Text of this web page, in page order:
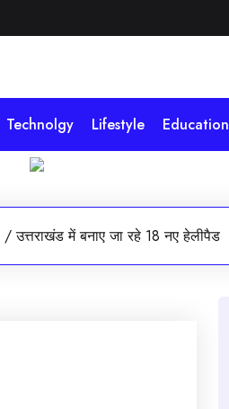
Technolgy Lifestyle Education
/ उत्तराखंड में बनाए जा रहे 18 नए हेलीपैड